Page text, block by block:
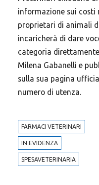
informazione sui costi
proprietari di animali
incaricherà di dare
categoria
Milena Gabanelli e
sulla sua pagina
numero di utenza.
FARMACI VETERINARI
IN EVIDENZA
SPESAVETERINARIA
COSTI FARMACO
FARMACI RANDAGI